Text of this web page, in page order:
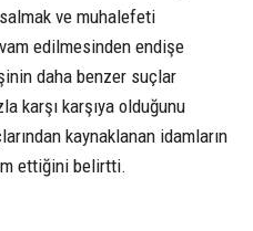
ve muhalefeti
edilmesinden endişe
daha benzer suçlar
karşı karşıya olduğunu
kaynaklanan idamların
ettiğini belirtti.